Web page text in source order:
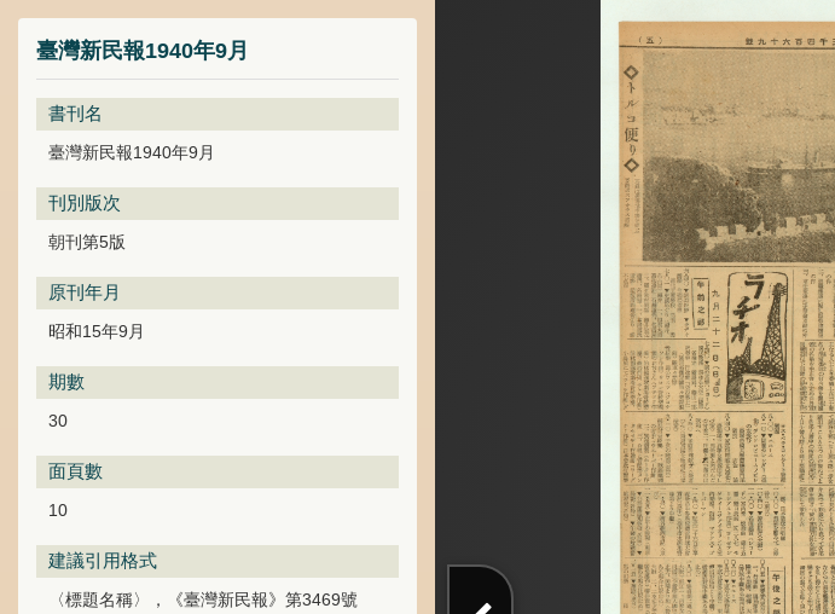
臺灣新民報1940年9月
書刊名
臺灣新民報1940年9月
刊別版次
朝刊第5版
原刊年月
昭和15年9月
期數
30
面頁數
10
建議引用格式
〈標題名稱〉，《臺灣新民報》第3469號